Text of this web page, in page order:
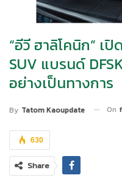
“อีวี ฮาลิโคนิก” เ
SUV แบรนด์
อย่างเป็นทางการ
By Tatom Kaoupdate On
630
Share